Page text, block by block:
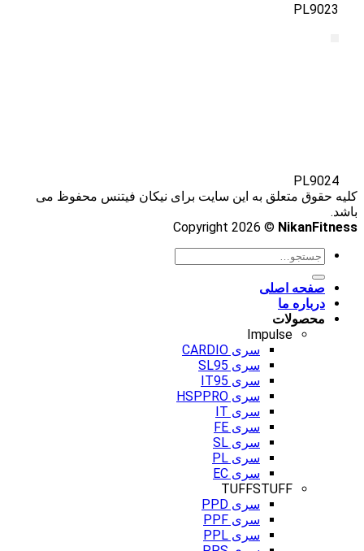
PL9023
PL9024
کلیه حقوق متعلق به این سایت برای نیکان فیتنس محفوظ می
باشد.
Copyright 2026 © NikanFitness
صفحه اصلی
درباره ما
محصولات
Impulse
سری CARDIO
سری SL95
سری IT95
سری HSPPRO
سری IT
سری FE
سری SL
سری PL
سری EC
TUFFSTUFF
سری PPD
سری PPF
سری PPL